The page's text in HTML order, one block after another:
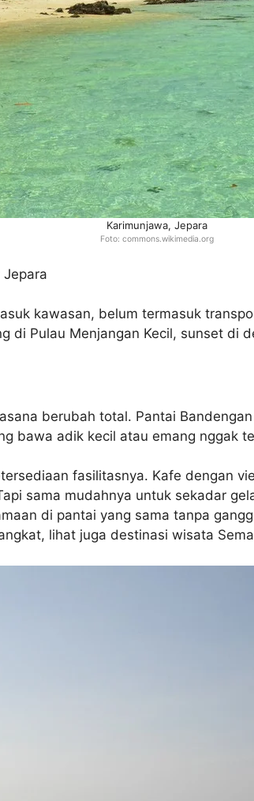
Karimunjawa, Jepara
Foto: commons.wikimedia.org
Jepara
kawasan, belum termasuk
di Pulau Menjangan Kecil, sunset di
berubah total. Pantai
bawa adik kecil atau emang nggak
fasilitasnya. Kafe dengan
sama mudahnya untuk sekadar
di pantai yang sama tanpa
lihat juga destinasi wisata